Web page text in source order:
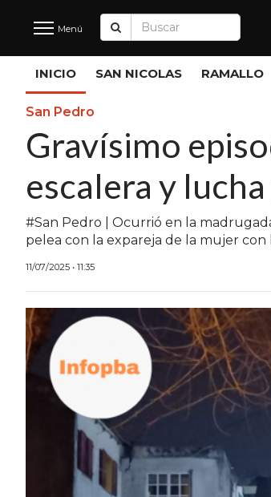
Últimas
Noticias
INICIO
NOTICIAS RECIENTES
SAN NICOLAS
PROVINCIA
PAIS
ECONOMÍA Y NEGOCIOS
ULTIMAS NOTICIAS
TEMAS DESTACADOS
TECNOLOGÍA
Menú
INICIO SAN NICOLAS RAMALLO
San Pedro
Gravísimo
escalera y
#San Pedro | Ocurrió en la
pelea con la expareja de la mujer
11/07/2025 • 11:35